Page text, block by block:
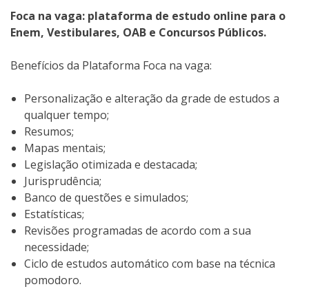
Foca na vaga: plataforma de estudo online para o
Enem, Vestibulares, OAB e Concursos Públicos.
Benefícios da Plataforma Foca na vaga:
Personalização e alteração da grade de estudos a
qualquer tempo;
Resumos;
Mapas mentais;
Legislação otimizada e destacada;
Jurisprudência;
Banco de questões e simulados;
Estatísticas;
Revisões programadas de acordo com a sua
necessidade;
Ciclo de estudos automático com base na técnica
pomodoro.